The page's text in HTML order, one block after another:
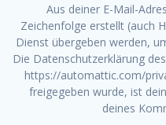
Aus deiner E-Mail-
Zeichenfolge erstellt (auch
Dienst übergeben werden,
Die Datenschutzerklärung
https://automattic.com/
freigegeben wurde, ist
deines